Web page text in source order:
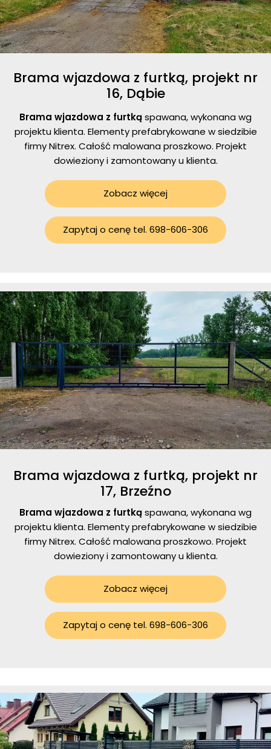
Brama wjazdowa z furtką, projekt nr
17, Brzeźno
Brama wjazdowa z furtkąspawana, wykonana wg
projektu klienta. Elementy prefabrykowane w siedzibie
firmy Nitrex. Całość malowana proszkowo. Projekt
dowieziony i zamontowany u klienta.
Zapytaj o cenę tel. 698-606-306
Zobacz więcej
Brama wjazdowa z furtką, projekt nr
16, Dąbie
Brama wjazdowa z furtkąspawana, wykonana wg
projektu klienta. Elementy prefabrykowane w siedzibie
firmy Nitrex. Całość malowana proszkowo. Projekt
dowieziony i zamontowany u klienta.
Zapytaj o cenę tel. 698-606-306
Zobacz więcej